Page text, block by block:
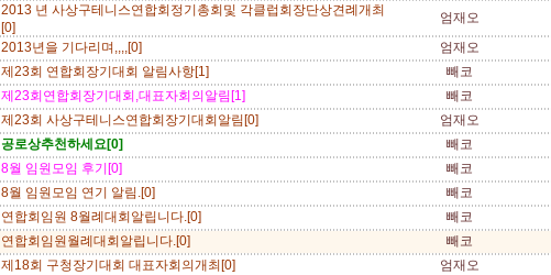
2013 년 사상구테니스연합회정기총회및 각클럽회장단상견례개최
[0]
엄재오
2013년을 기다리며,,,,[0] 엄재오
제23회 연합회장기대회 알림사항[1] 빼코
제23회연합회장기대회,대표자회의알림[1] 빼코
제23회 사상구테니스연합회장기대회알림[0] 엄재오
공로상추천하세요[0] 빼코
8월 임원모임 후기[0] 빼코
8월 임원모임 연기 알림.[0] 빼코
연합회임원 8월례대회알립니다.[0] 빼코
연합회임원월례대회알립니다.[0] 빼코
제18회 구청장기대회 대표자회의개최[0] 엄재오